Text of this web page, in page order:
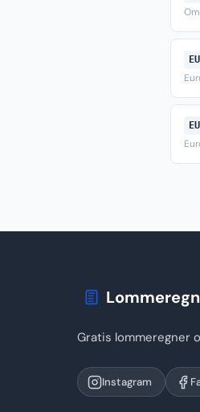
Gratis lommeregner
Instagram